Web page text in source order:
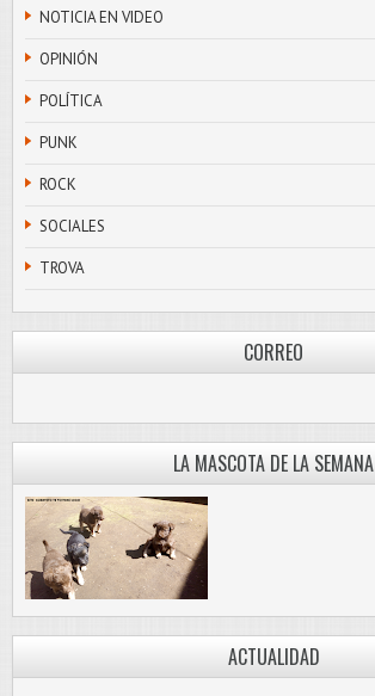
NOTICIA EN VIDEO
OPINIÓN
POLÍTICA
PUNK
ROCK
SOCIALES
TROVA
CORREO
LA MASCOTA DE LA SEMANA
ACTUALIDAD